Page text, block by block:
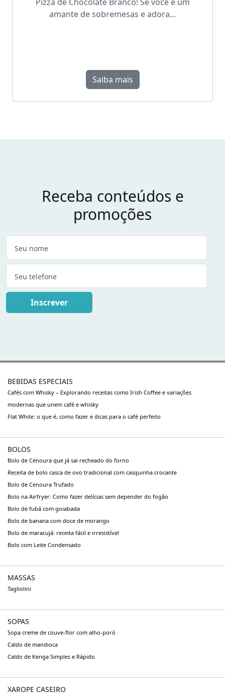
amante de sobremesas e adora...
Saiba mais
Receba conteúdos e
promoções
Inscrever
BEBIDAS ESPECIAIS
Cafés com Whisky – Explorando receitas como Irish Coffee e variações
modernas que unem café e whisky
Flat White: o que é, como fazer e dicas para o café perfeito
BOLOS
Bolo de Cenoura que já sai recheado do forno
Receita de bolo casca de ovo tradicional com casquinha crocante
Bolo de Cenoura Trufado
Bolo na Airfryer: Como fazer delícias sem depender do fogão
Bolo de fubá com goiabada
Bolo de banana com doce de morango
Bolo de maracujá: receita fácil e irresistível
Bolo com Leite Condensado
MASSAS
Tagliolini
SOPAS
Sopa creme de couve-flor com alho-poró
Caldo de mandioca
Caldo de Kenga Simples e Rápido
XAROPE CASEIRO